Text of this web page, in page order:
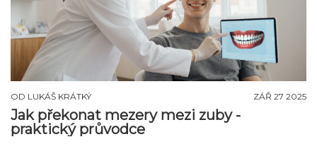
OD LUKÁŠ KRÁTKÝ ZÁŘ 27 2025
Jak překonat mezery mezi zuby -
praktický průvodce